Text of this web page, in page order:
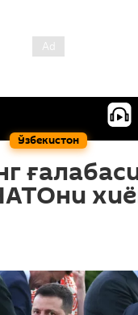
Ўзбекистон